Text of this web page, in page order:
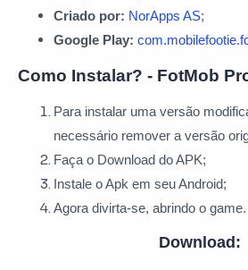
Criado por: NorApps AS;
Google Play:
Como Instalar? - FotMob
Para instalar uma versão
necessário remover a versão
Faça o Download do APK;
Instale o Apk em seu Android;
Agora divirta-se, abrindo o game.
Download: